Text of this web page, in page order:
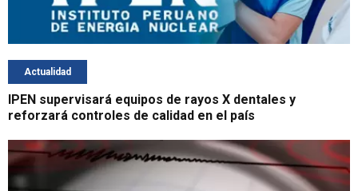
Actualidad
IPEN supervisará equipos de rayos X dentales y
reforzará controles de calidad en el país